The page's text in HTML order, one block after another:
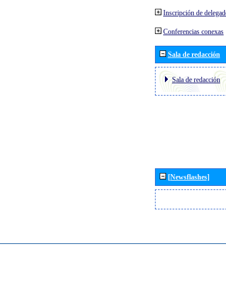
Inscripción de
Conferencias conexas
Sala de redacción
Sala de redacción
[Newsflashes]